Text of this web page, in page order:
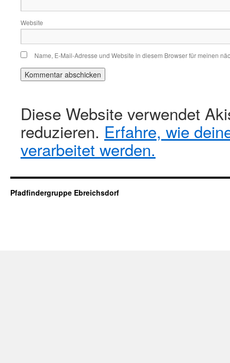
Website
Name, E-Mail-Adresse und Website in diesem Browser für meinen
Diese Website verwendet
reduzieren. Erfahre, wie
verarbeitet werden.
Pfadfindergruppe Ebreichsdorf